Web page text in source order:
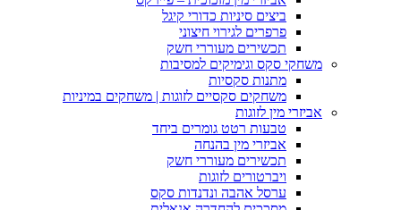
ביצים סיניות כדורי קיגל
פרפרים לגירוי חיצוני
תכשירים מעוררי חשק
משחקי סקס וגימיקים למסיבות
מתנות סקסיות
משחקים סקסיים לזוגות | משחקים במיניות
אביזרי מין לזוגות
טבעות רטט גומרים ביחד
אביזרי מין בהנחה
תכשירים מעוררי חשק
ויברטורים לזוגות
ערסל אהבה ונדנדות סקס